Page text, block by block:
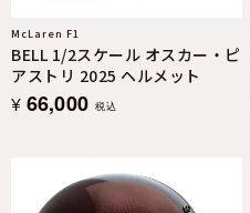
McLaren F1
BELL 1/2スケール オスカー・ピ
アストリ 2025 ヘルメット
¥ 66,000 税込